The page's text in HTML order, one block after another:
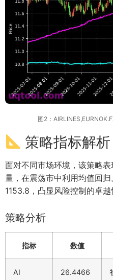
图2：
策略指标解析
面对不同市场环境，该策略
量，在震荡市中利用均值回
1153.8，凸显风险控制的卓越
策略分析
指标 数值
AI
26.4466